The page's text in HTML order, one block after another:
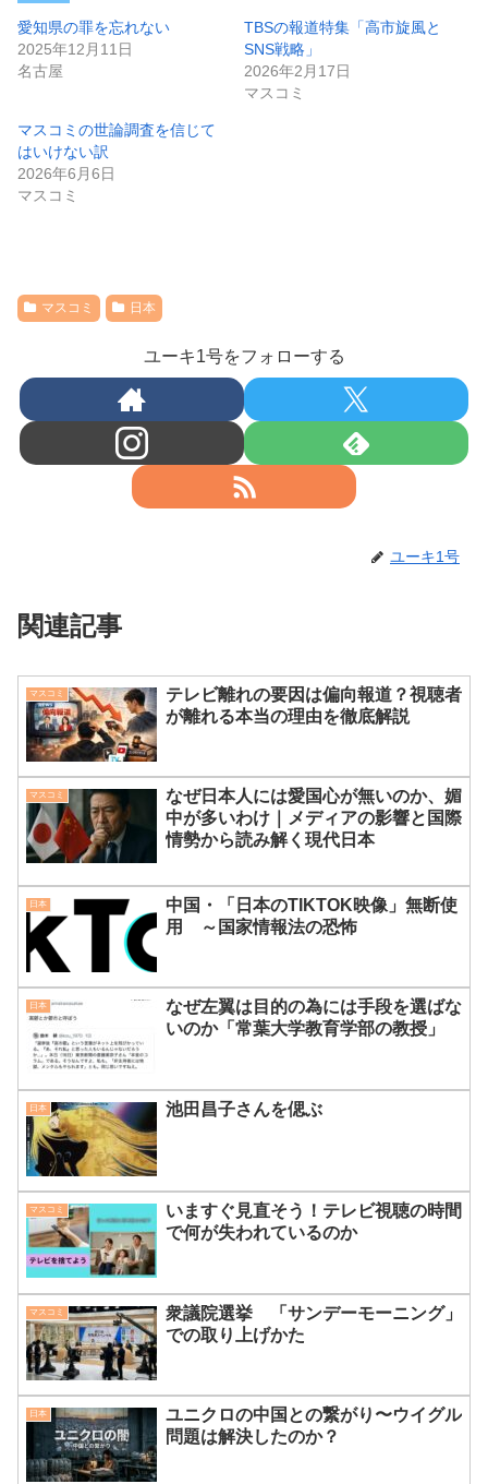
愛知県の罪を忘れない
2025年12月11日
名古屋
TBSの報道特集「高市旋風と
SNS戦略」
2026年2月17日
マスコミ
マスコミの世論調査を信じて
はいけない訳
2026年6月6日
マスコミ
マスコミ 日本
ユーキ1号をフォローする
ユーキ1号
関連記事
マスコミ
テレビ離れの要因は偏向報道？視聴者
が離れる本当の理由を徹底解説
マスコミ
なぜ日本人には愛国心が無いのか、媚
中が多いわけ｜メディアの影響と国際
情勢から読み解く現代日本
日本
中国・「日本のTIKTOK映像」無断使
用 ～国家情報法の恐怖
日本
なぜ左翼は目的の為には手段を選ばな
いのか「常葉大学教育学部の教授」
日本 池田昌子さんを偲ぶ
マスコミ
いますぐ見直そう！テレビ視聴の時間
で何が失われているのか
マスコミ
衆議院選挙 「サンデーモーニング」
での取り上げかた
日本
ユニクロの中国との繋がり〜ウイグル
問題は解決したのか？